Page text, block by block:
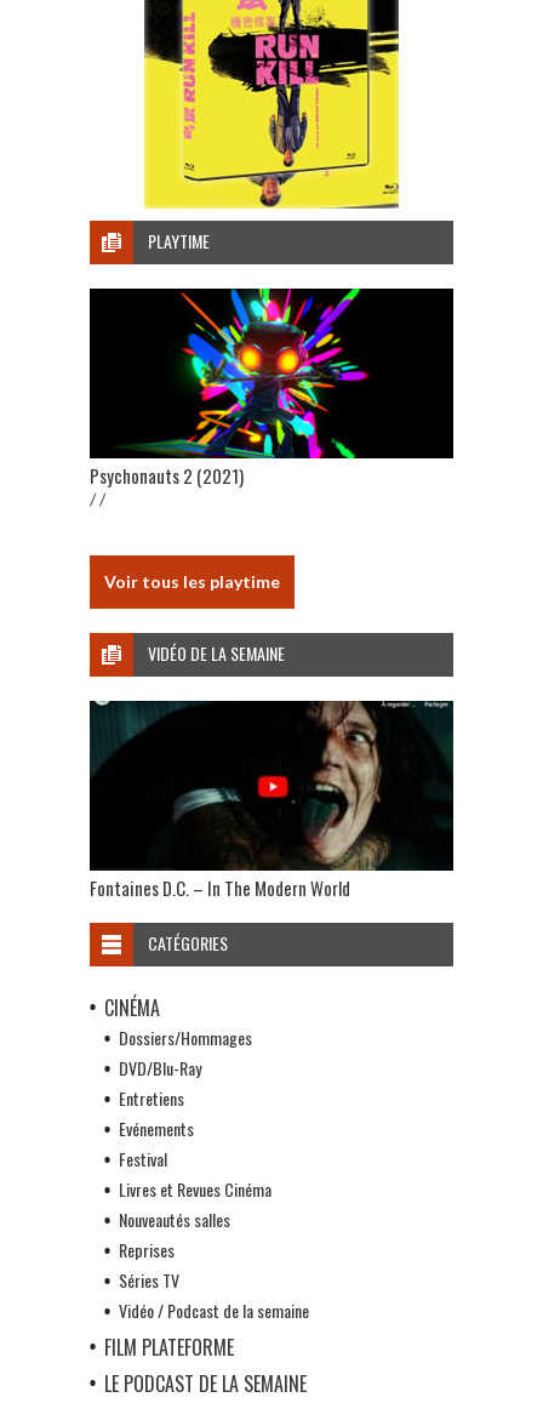
PLAYTIME
Psychonauts 2 (2021)
/ /
Voir tous les playtime
VIDÉO DE LA SEMAINE
Fontaines D.C. – In The Modern World
CATÉGORIES
CINÉMA
Dossiers/Hommages
DVD/Blu-Ray
Entretiens
Evénements
Festival
Livres et Revues Cinéma
Nouveautés salles
Reprises
Séries TV
Vidéo / Podcast de la semaine
FILM PLATEFORME
LE PODCAST DE LA SEMAINE